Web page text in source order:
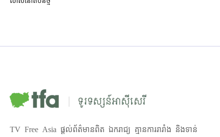
TV Free Asia ផ្ដល់ព័ត៌មានពិត ឯករាជ្យ គ្មានការរារាំង និងទាន់